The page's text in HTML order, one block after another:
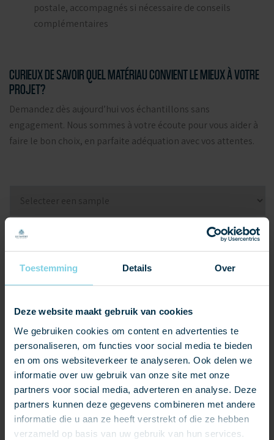
Toestemming Details Over
Deze website maakt gebruik van cookies
We gebruiken cookies om content en advertenties te
personaliseren, om functies voor social media te bieden
en om ons websiteverkeer te analyseren. Ook delen we
informatie over uw gebruik van onze site met onze
partners voor social media, adverteren en analyse. Deze
partners kunnen deze gegevens combineren met andere
informatie die u aan ze heeft verstrekt of die ze hebben
verzameld op basis van uw gebruik van hun services.
postale, accompagnés si nécessaire de conseils
complémentaires
CURIEUX DE SAVOIR QUEL MATÉRIAU CONVIENT LE MIEUX À VOTRE
PROJET?
Demandez dès aujourd’hui vos échantillons sans
engagement. Nous sommes à votre écoute pour vous aider à
faire le bon choix, en parfaite adéquation avec vos attentes.
product
Sample
product
1
Sample
1
Naam *
Telefoonnummer
E-
mailadres *
Aanvullende vraag of opmerking